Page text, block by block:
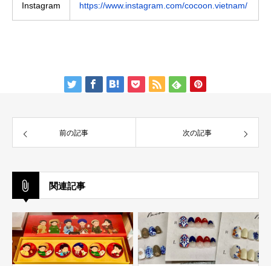
Instagram https://www.instagram.com/cocoon.vietnam/
前の記事 次の記事
関連記事